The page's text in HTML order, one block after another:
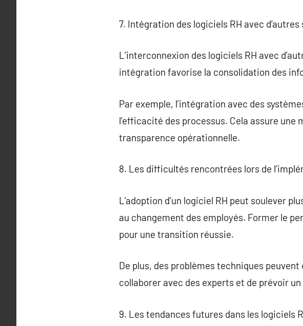
7. Intégration des logiciels RH avec d’autres
L’interconnexion des logiciels RH avec
intégration favorise la consolidation des
Par exemple, l’intégration avec des
l’efficacité des processus. Cela assure une
transparence opérationnelle.
8. Les difficultés rencontrées lors de
L’adoption d’un logiciel RH peut soulever
au changement des employés. Former le
pour une transition réussie.
De plus, des problèmes techniques
collaborer avec des experts et de prévoir
9. Les tendances futures dans les logiciels